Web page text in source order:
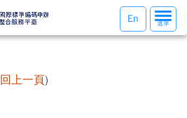
選
單
選單
En
回上一頁)